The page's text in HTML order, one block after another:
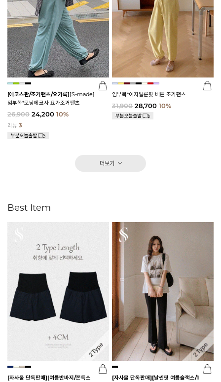
[에코스판/조거팬츠/요가룩][S-made]
임부복*모닝에코사 요가조거팬츠
26,900 24,200 10%
리뷰 3
임부복*이지벌룬핏 버튼 조거팬츠
31,900 28,700 10%
더보기
Best Item
[자사몰 단독판매][여름반바지/쫀득스
[자사몰 단독판매][날씬핏 여름슬랙스/1